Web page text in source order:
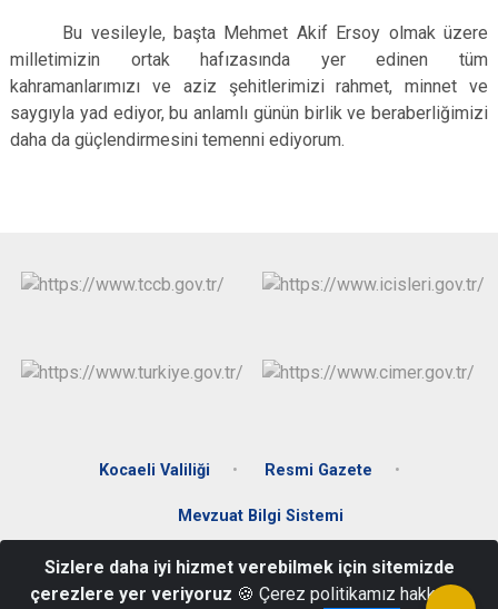
Bu vesileyle, başta Mehmet Akif Ersoy olmak üzere
milletimizin ortak hafızasında yer edinen tüm
kahramanlarımızı ve aziz şehitlerimizi rahmet, minnet ve
saygıyla yad ediyor, bu anlamlı günün birlik ve beraberliğimizi
daha da güçlendirmesini temenni ediyorum.
Kocaeli Valiliği Resmi Gazete
Mevzuat Bilgi Sistemi
Merkez Mah. Donanma Cad. No:65 Gölcük / Kocaeli
Sizlere daha iyi hizmet verebilmek için sitemizde
çerezlere yer veriyoruz 🍪 Çerez politikamız hakkında